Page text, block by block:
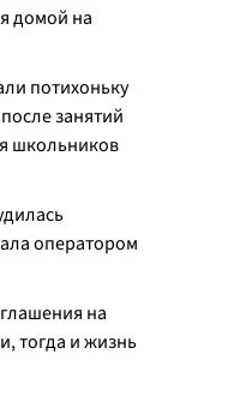
домой на
потихоньку
занятий
школьников
оператором
на
тогда и жизнь